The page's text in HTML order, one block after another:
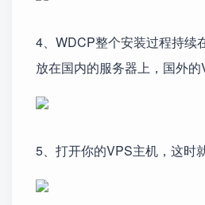
4、WDCP整个安装过程持续
放在国内的服务器上，国外的
5、打开你的VPS主机，这时